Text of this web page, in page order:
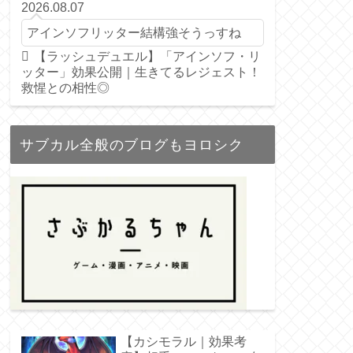
2026.08.07
アインソフリッター結構強そうっすね
【ラッシュデュエル】「アインソフ・リ
ッター」効果公開｜生きてるレジェスト！
救惺との相性◎
サブカル全般のブログもヨロシク
【カシモラル｜効果考